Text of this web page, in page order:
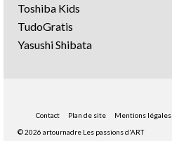
Toshiba Kids
TudoGratis
Yasushi Shibata
Contact Plan de site Mentions légales
© 2026 artournadre Les passions d'ART